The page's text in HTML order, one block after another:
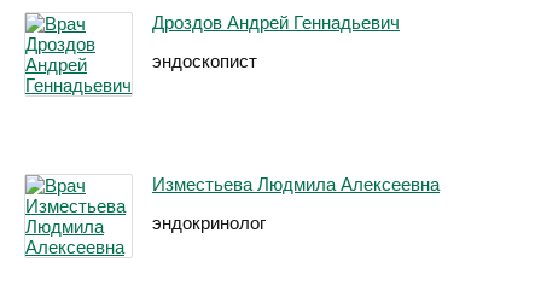
Дроздов Андрей Геннадьевич
эндоскопист
Изместьева Людмила Алексеевна
эндокринолог